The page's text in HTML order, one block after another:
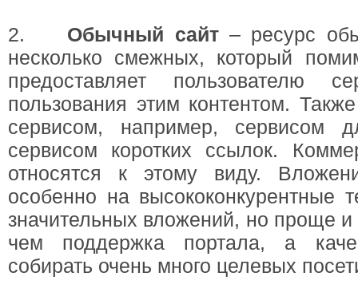
2. Обычный сайт– ресурс
несколько смежных, который
предоставляет пользователю
пользования этим контентом.
сервисом, например, сервисом
сервисом коротких ссылок.
относятся к этому виду.
особенно на высококонкурентные
значительных вложений, но проще
чем поддержка портала, а
собирать очень много целевых